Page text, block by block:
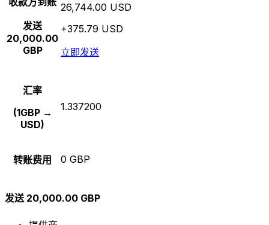
发送
20,000.00
GBP
26,744.00 USD
+375.79 USD
立即发送
汇率
(1GBP →
USD)
1.337200
转账费用 0 GBP
发送 20,000.00 GBP